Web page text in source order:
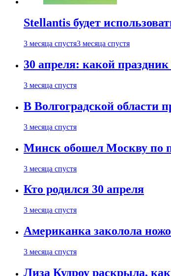
Stellantis будет
3 месяца спустя3 месяца спустя
30 апреля: какой
3 месяца спустя
В Волгоградской области
3 месяца спустя
Минск обошел Москву по
3 месяца спустя
Кто родился 30 апреля
3 месяца спустя
Американка заколола
3 месяца спустя
Лиза Кудроу раскрыла,